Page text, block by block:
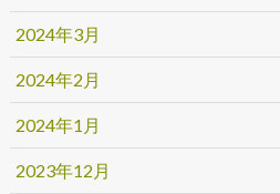
2024年3月
2024年2月
2024年1月
2023年12月